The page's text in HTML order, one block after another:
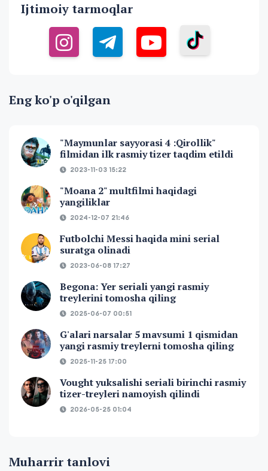
Ijtimoiy tarmoqlar
Eng ko'p o'qilgan
"Maymunlar sayyorasi 4 :Qirollik"
filmidan ilk rasmiy tizer taqdim etildi
2023-11-03 15:22
"Moana 2" multfilmi haqidagi
yangiliklar
2024-12-07 21:46
Futbolchi Messi haqida mini serial
suratga olinadi
2023-06-08 17:27
Begona: Yer seriali yangi rasmiy
treylerini tomosha qiling
2025-06-07 00:51
G'alari narsalar 5 mavsumi 1 qismidan
yangi rasmiy treylerni tomosha qiling
2025-11-25 17:00
Vought yuksalishi seriali birinchi rasmiy
tizer-treyleri namoyish qilindi
2026-05-25 01:04
Muharrir tanlovi